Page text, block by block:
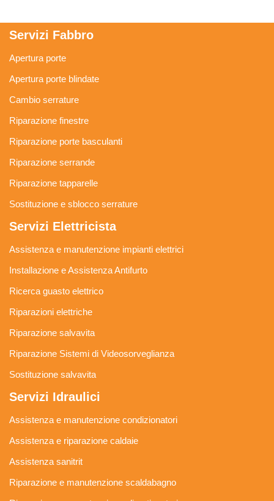
Servizi Fabbro
Apertura porte
Apertura porte blindate
Cambio serrature
Riparazione finestre
Riparazione porte basculanti
Riparazione serrande
Riparazione tapparelle
Sostituzione e sblocco serrature
Servizi Elettricista
Assistenza e manutenzione impianti elettrici
Installazione e Assistenza Antifurto
Ricerca guasto elettrico
Riparazioni elettriche
Riparazione salvavita
Riparazione Sistemi di Videosorveglianza
Sostituzione salvavita
Servizi Idraulici
Assistenza e manutenzione condizionatori
Assistenza e riparazione caldaie
Assistenza sanitrit
Riparazione e manutenzione scaldabagno